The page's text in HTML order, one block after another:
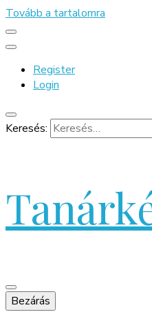
Tovább a tartalomra
Register
Login
Keresés:
Bezárás